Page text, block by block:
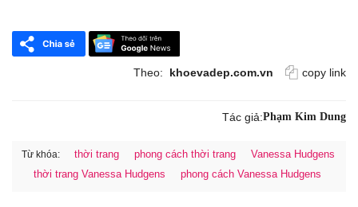
Theo: khoevadep.com.vn copy link
Tác giả:Phạm Kim Dung
Từ khóa: thời trang phong cách thời trang
Vanessa Hudgens
thời trang Vanessa Hudgens
phong cách Vanessa Hudgens